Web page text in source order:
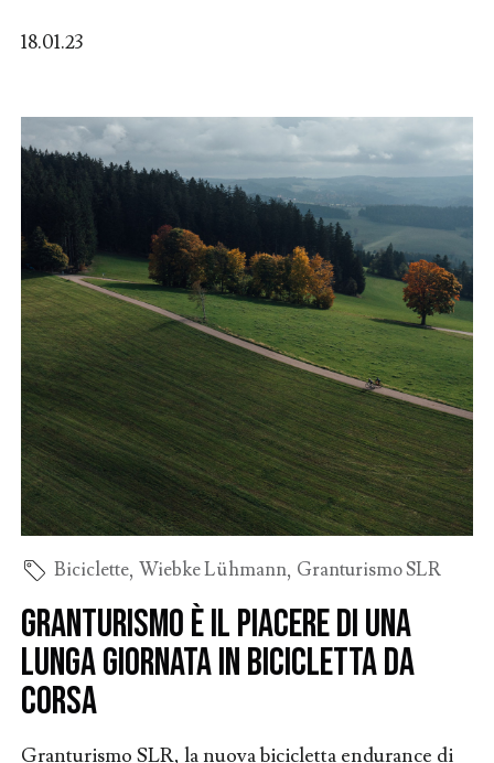
18.01.23
Biciclette, Wiebke Lühmann, Granturismo SLR
Granturismo è il piacere di una
lunga giornata in bicicletta da
corsa
Granturismo SLR, la nuova bicicletta endurance di